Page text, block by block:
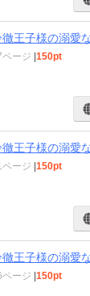
徹王子様の溺愛
ページ |150pt
徹王子様の溺愛
ページ |150pt
徹王子様の溺愛
ページ |150pt